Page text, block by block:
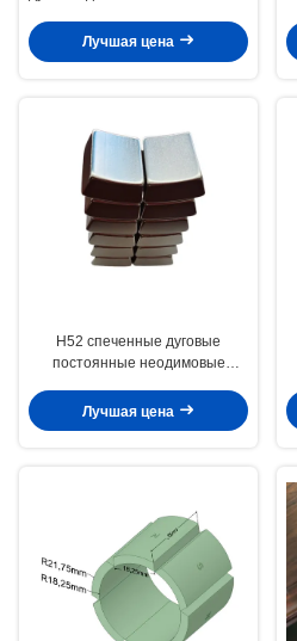
замагничивания для
генератора и мотора
Лучшая цена
Н52 спеченные дуговые
постоянные неодимовые
25ммкс30ммкс9м
Лучшая цена